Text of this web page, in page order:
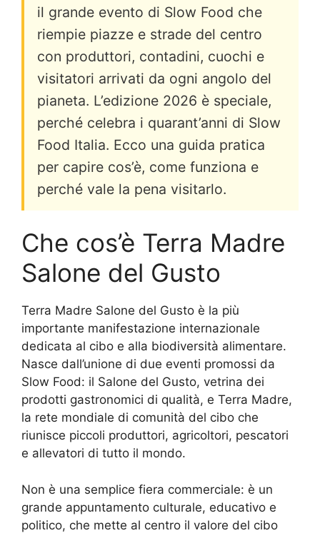
il grande evento di Slow Food che
riempie piazze e strade del centro
con produttori, contadini, cuochi e
visitatori arrivati da ogni angolo del
pianeta. L’edizione 2026 è speciale,
perché celebra i quarant’anni di Slow
Food Italia. Ecco una guida pratica
per capire cos’è, come funziona e
perché vale la pena visitarlo.
Che cos’è Terra Madre
Salone del Gusto
Terra Madre Salone del Gusto è la più
importante manifestazione internazionale
dedicata al cibo e alla biodiversità alimentare.
Nasce dall’unione di due eventi promossi da
Slow Food: il Salone del Gusto, vetrina dei
prodotti gastronomici di qualità, e Terra Madre,
la rete mondiale di comunità del cibo che
riunisce piccoli produttori, agricoltori, pescatori
e allevatori di tutto il mondo.
Non è una semplice fiera commerciale: è un
grande appuntamento culturale, educativo e
politico, che mette al centro il valore del cibo